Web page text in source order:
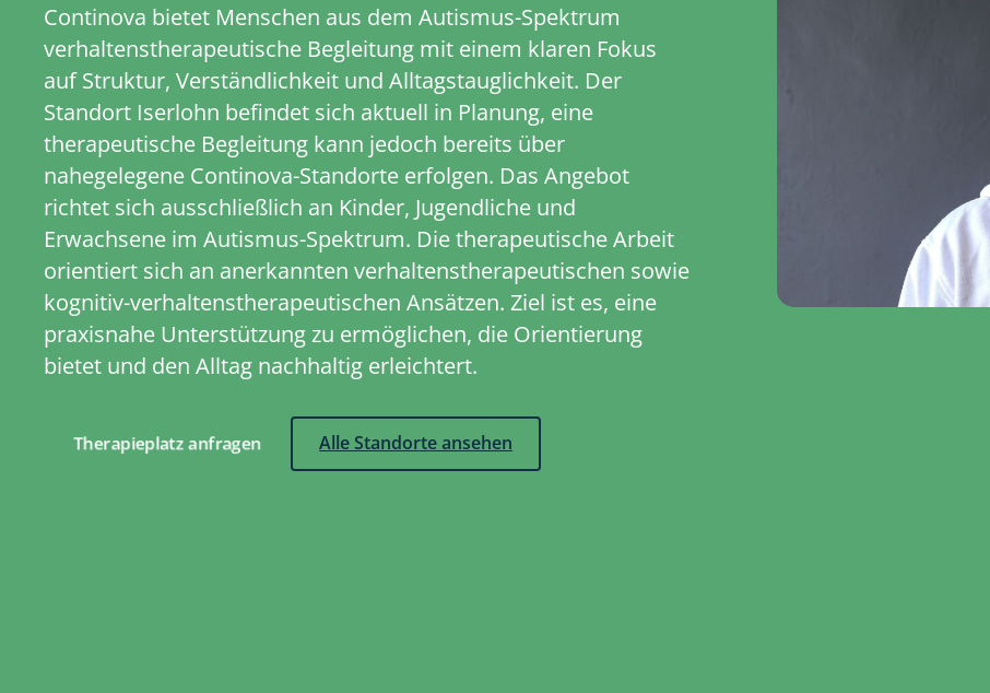
Continova bietet Menschen aus dem Autismus-Spektrum
verhaltenstherapeutische Begleitung mit einem klaren Fokus
auf Struktur, Verständlichkeit und Alltagstauglichkeit. Der
Standort Iserlohn befindet sich aktuell in Planung, eine
therapeutische Begleitung kann jedoch bereits über
nahegelegene Continova-Standorte erfolgen. Das Angebot
richtet sich ausschließlich an Kinder, Jugendliche und
Erwachsene im Autismus-Spektrum. Die therapeutische Arbeit
orientiert sich an anerkannten verhaltenstherapeutischen sowie
kognitiv-verhaltenstherapeutischen Ansätzen. Ziel ist es, eine
praxisnahe Unterstützung zu ermöglichen, die Orientierung
bietet und den Alltag nachhaltig erleichtert.
Therapieplatz anfragen Alle Standorte ansehen